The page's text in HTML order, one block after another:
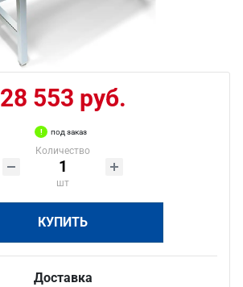
28 553 руб.
под заказ
Количество
шт
КУПИТЬ
Доставка